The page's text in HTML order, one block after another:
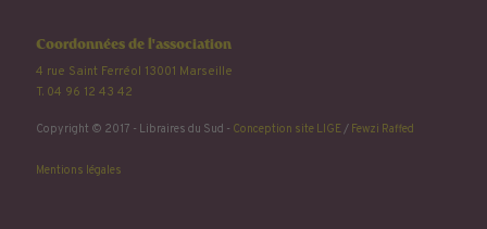
Coordonnées de l'association
4 rue Saint Ferréol 13001 Marseille
T. 04 96 12 43 42
Copyright © 2017 - Libraires du Sud - Conception site LIGE/ Fewzi Raffed
Mentions légales